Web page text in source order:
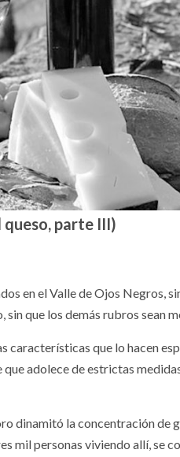
queso, parte III)
en el Valle de Ojos Negros,
sin que los demás rubros sean
características que lo hacen
adolece de estrictas
dinamitó la concentración de
mil personas viviendo allí, se